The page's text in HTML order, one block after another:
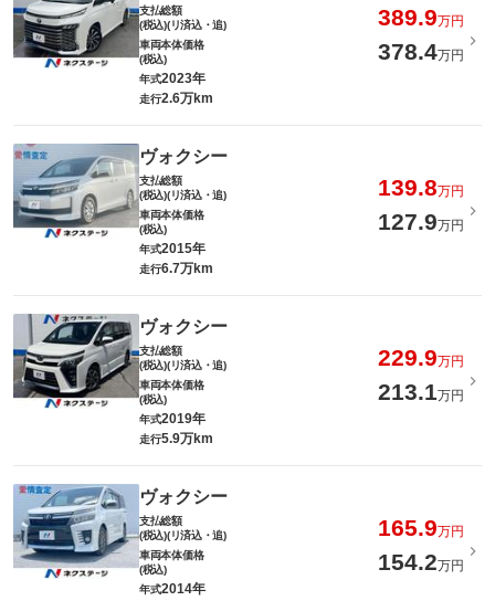
支払総額
(税込)(リ済込・追)
389.9万円
車両本体価格
(税込)
378.4万円
年式2023年
走行2.6万km
ヴォクシー
支払総額
(税込)(リ済込・追)
139.8万円
車両本体価格
(税込)
127.9万円
年式2015年
走行6.7万km
ヴォクシー
支払総額
(税込)(リ済込・追)
229.9万円
車両本体価格
(税込)
213.1万円
年式2019年
走行5.9万km
ヴォクシー
支払総額
(税込)(リ済込・追)
165.9万円
車両本体価格
(税込)
154.2万円
年式2014年